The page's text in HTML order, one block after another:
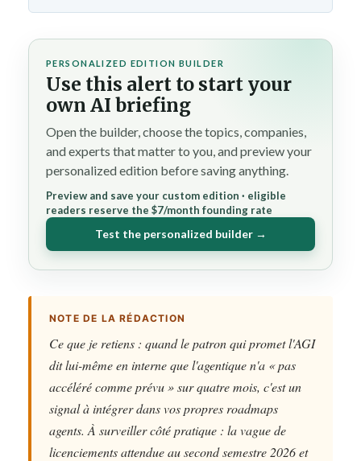
PERSONALIZED EDITION BUILDER
Use this alert to start your
own AI briefing
Open the builder, choose the topics, companies,
and experts that matter to you, and preview your
personalized edition before saving anything.
Preview and save your custom edition · eligible
readers reserve the $7/month founding rate
Test the personalized builder →
NOTE DE LA RÉDACTION
Ce que je retiens : quand le patron qui promet l'AGI
dit lui-même en interne que l'agentique n'a « pas
accéléré comme prévu » sur quatre mois, c'est un
signal à intégrer dans vos propres roadmaps
agents. À surveiller côté pratique : la vague de
licenciements attendue au second semestre 2026 et